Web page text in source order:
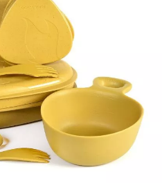
pour un repas
My Fire , est un kit repas
toutes vos aventures en
pour emporter votre
aux couvercles